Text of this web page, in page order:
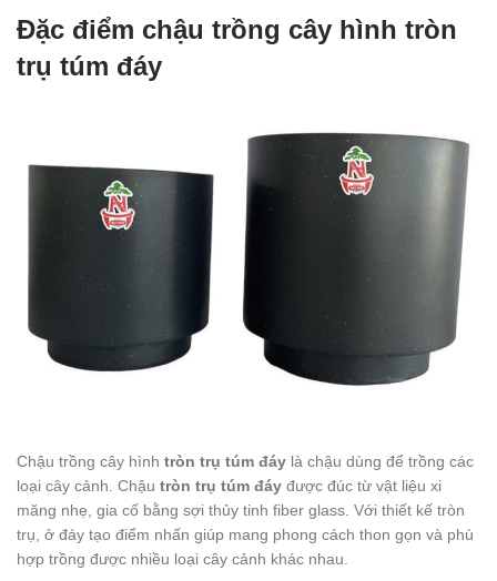
Đặc điểm chậu trồng cây hình tròn
trụ túm đáy
Chậu trồng cây hình tròn trụ túm đáy là chậu dùng để trồng các
loại cây cảnh. Chậu tròn trụ túm đáy được đúc từ vật liệu xi
măng nhẹ, gia cố bằng sợi thủy tinh fiber glass. Với thiết kế tròn
trụ, ở đáy tạo điểm nhấn giúp mang phong cách thon gọn và phù
hợp trồng được nhiều loại cây cảnh khác nhau.